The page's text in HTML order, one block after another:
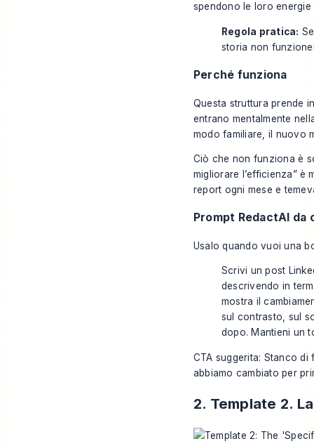
spendono le loro
Regola pratica:
storia non
Perché funziona
Questa struttura prende
entrano mentalmente
modo familiare, il nuovo
Ciò che non funziona è
migliorare l’efficienza” è
report ogni mese e
Prompt RedactAI da
Usalo quando vuoi una
Scrivi un post
descrivendo in
mostra il
sul contrasto, sul
dopo. Mantieni un
CTA suggerita: Stanco
abbiamo cambiato per
2. Template 2.